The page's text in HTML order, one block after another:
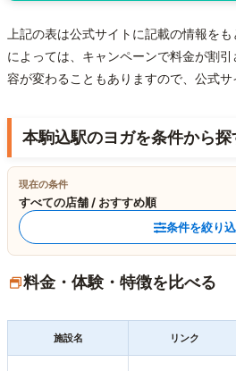
上記の表は公式サイトに記載の情報を
によっては、キャンペーンで料金が割
容が変わることもありますので、公式サ
本駒込駅のヨガを条件から探
現在の条件
すべての店舗 / おすすめ順
条件を絞り
料金・体験・特徴を比べる
施設名 リンク